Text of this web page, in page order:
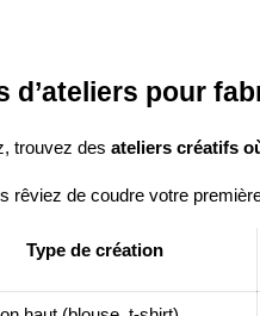
d’ateliers pour
trouvez des ateliers créatifs
rêviez de coudre votre
Type de création